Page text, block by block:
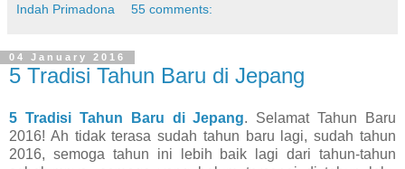
Indah Primadona 55 comments:
04 January 2016
5 Tradisi Tahun Baru di Jepang
5 Tradisi Tahun Baru di Jepang. Selamat Tahun Baru
2016! Ah tidak terasa sudah tahun baru lagi, sudah tahun
2016, semoga tahun ini lebih baik lagi dari tahun-tahun